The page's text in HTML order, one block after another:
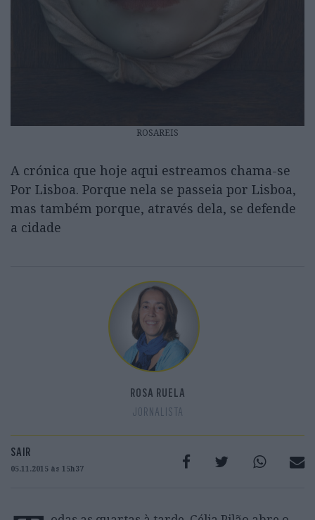
ROSAREIS
A crónica que hoje aqui estreamos chama-se
Por Lisboa. Porque nela se passeia por Lisboa,
mas também porque, através dela, se defende
a cidade
ROSA RUELA
JORNALISTA
SAIR
05.11.2015 às 15h37